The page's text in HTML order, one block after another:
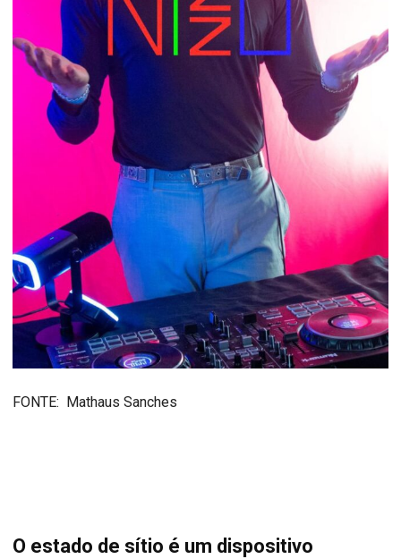
FONTE: Mathaus Sanches
O estado de sítio é um dispositivo